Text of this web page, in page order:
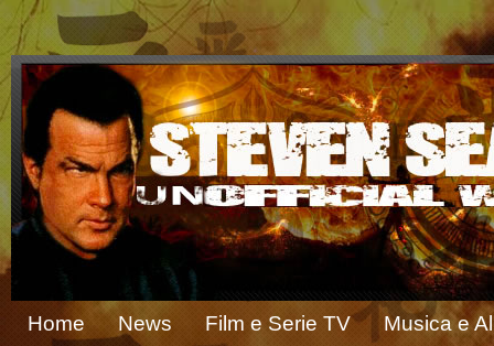
Home News Film e Serie TV
Musica e